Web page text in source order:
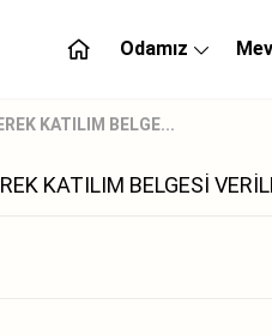
Odamız
KATILIM BELGE...
KATILIM BELGESİ